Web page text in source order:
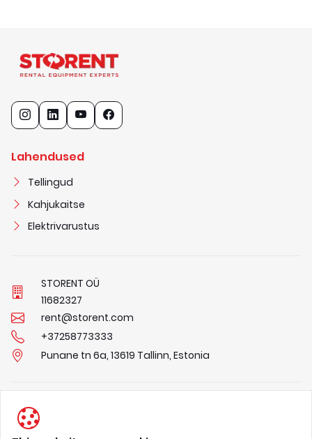
Lahendused
Tellingud
Kahjukaitse
Elektrivarustus
STORENT OÜ
11682327
rent@storent.com
+37258773333
Punane tn 6a, 13619 Tallinn, Estonia
Privaatsuspõhimõtted